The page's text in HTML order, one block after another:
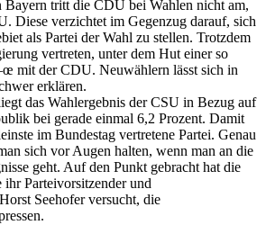
Bayern tritt die CDU bei Wahlen nicht am,
Diese verzichtet im Gegenzug darauf, sich
als Partei der Wahl zu stellen. Trotzdem
vertreten, unter dem Hut einer so
mit der CDU. Neuwählern lässt sich in
erklären.
das Wahlergebnis der CSU in Bezug auf
bei gerade einmal 6,2 Prozent. Damit
im Bundestag vertretene Partei. Genau
sich vor Augen halten, wenn man an die
geht. Auf den Punkt gebracht hat die
Parteivorsitzender und
Seehofer versucht, die